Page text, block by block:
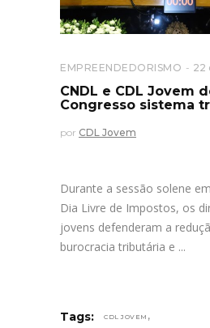
EMPREENDEDORISMO 22
CNDL e CDL Jovem
Congresso sistema
por CDL Jovem
Durante a sessão solene
Dia Livre de Impostos, os
jovens defenderam a
burocracia tributária e
Tags: CDL JOVEM ,